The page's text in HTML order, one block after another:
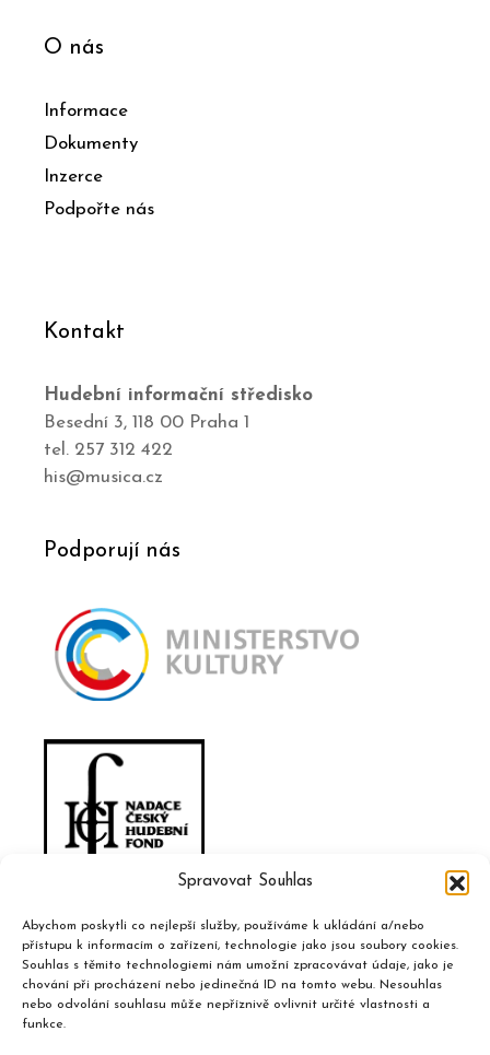
Spravovat Souhlas
Abychom poskytli co nejlepší služby, používáme k ukládání a/nebo
přístupu k informacím o zařízení, technologie jako jsou soubory cookies.
Souhlas s těmito technologiemi nám umožní zpracovávat údaje, jako je
chování při procházení nebo jedinečná ID na tomto webu. Nesouhlas
nebo odvolání souhlasu může nepříznivě ovlivnit určité vlastnosti a
funkce.
O nás
Informace
Dokumenty
Inzerce
Podpořte nás
Kontakt
Hudební informační středisko
Besední 3, 118 00 Praha 1
tel. 257 312 422
his@musica.cz
Podporují nás